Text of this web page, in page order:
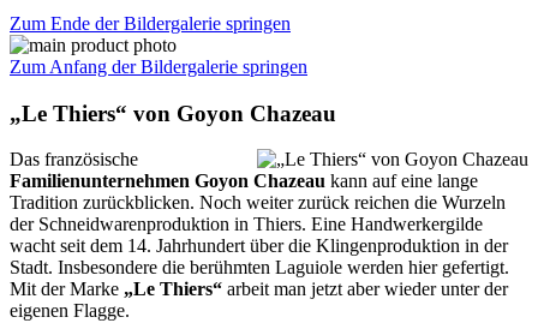
Zum Ende der Bildergalerie springen
Zum Anfang der Bildergalerie springen
„Le Thiers“ von Goyon Chazeau
Das französische
Familienunternehmen Goyon Chazeau kann auf eine lange
Tradition zurückblicken. Noch weiter zurück reichen die Wurzeln
der Schneidwarenproduktion in Thiers. Eine Handwerkergilde
wacht seit dem 14. Jahrhundert über die Klingenproduktion in der
Stadt. Insbesondere die berühmten Laguiole werden hier gefertigt.
Mit der Marke „Le Thiers“ arbeit man jetzt aber wieder unter der
eigenen Flagge.